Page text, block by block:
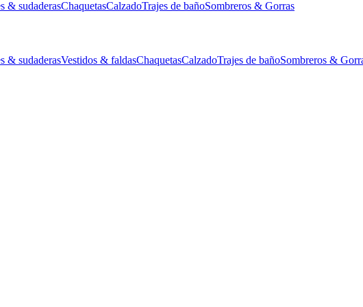
& sudaderasChaquetasCalzadoTrajes de bañoSombreros & Gorras
& sudaderasVestidos & faldasChaquetasCalzadoTrajes de bañoSombreros &